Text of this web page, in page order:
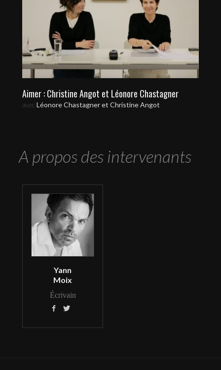
Aimer : Christine Angot et Léonore Chastagner
avec Léonore Chastagner et Christine Angot
A propos des intervenants
Yann
Moix
Écrivain
 